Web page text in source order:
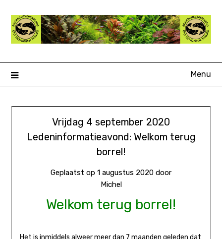
naar
inhoud
Menu
Vrijdag 4 september 2020
Ledeninformatieavond: Welkom terug
borrel!
Geplaatst op 1 augustus 2020 door
Michel
Welkom terug borrel!